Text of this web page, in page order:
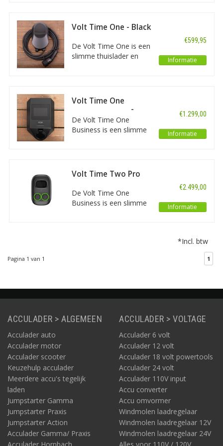
Duidelijke display, 7
meter lange vaste
laadkabel, dynamische
loadbalancing, RFID en
Volt Time One - Black
De Volt Time One is een
slimme thuislader en
Duidelijke display, 7
meter lange vaste
laadkabel, dynamische
loadbalancing, RFID en
€599,95
Informatie
Volt Time One
Business 22 kW -
Socket
De Volt Time One
Business is een slimme
en 4G. Geschikt voor
professioneel
laadbeheer,
kostenverrekening en
€1.299,00
Informatie
Volt Time Two Pro
De Volt Time One
Business is een slimme
€2.499,00
Informatie
*Incl. btw
Pagina 1 van 1 1
ACCULADER > ALGEMEEN
Acculader auto
Acculader motor
Acculader scooter
Keuzehulp acculader
Meerdere accu's tegelijk
laden
Jumpstarter Gamma
Jumpstarter Praxis
Jumpstarter Action
Acculader Gamma/ Praxis
Acculader Hornbach
ACCULADER > VOLTAGE
Acculader 6 volt
Acculader 12 volt
Acculader 18 volt powertools
Acculader 24 volt
Acculader 110V input
Accu converter
Accu omvormer
Windmolen laadregelaar
Windmolen laadregelaar 12V
Windmolen laadregelaar 24V
Alles voor 110V / 120V